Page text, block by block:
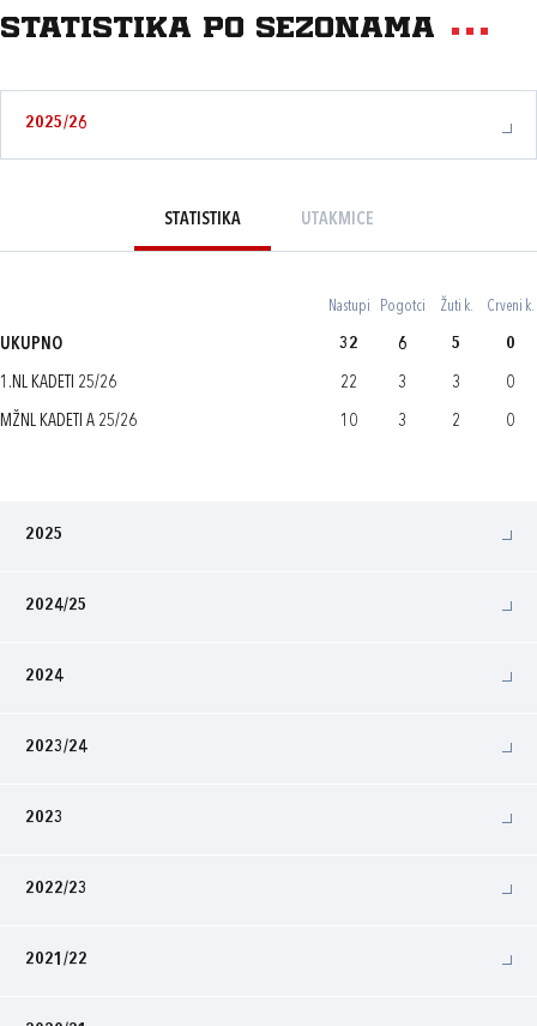
Statistika po sezonama
2025/26
STATISTIKA UTAKMICE
Nastupi Pogotci Žuti k. Crveni k.
UKUPNO 32 6 5 0
1.NL KADETI 25/26 22 3 3 0
MŽNL KADETI A 25/26 10 3 2 0
2025
2024/25
2024
2023/24
2023
2022/23
2021/22